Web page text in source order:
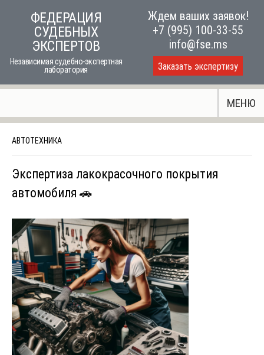
ФЕДЕРАЦИЯ
СУДЕБНЫХ
ЭКСПЕРТОВ
Независимая судебно-экспертная
лаборатория
Ждем ваших заявок!
+7 (995) 100-33-55
info@fse.ms
Заказать экспертизу
МЕНЮ
АВТОТЕХНИКА
Экспертиза лакокрасочного покрытия
автомобиля 🚗